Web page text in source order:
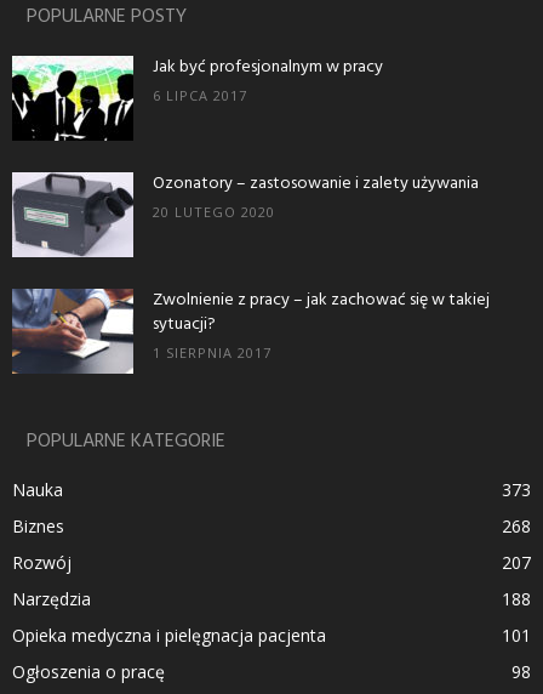
POPULARNE POSTY
Jak być profesjonalnym w pracy
6 LIPCA 2017
Ozonatory – zastosowanie i zalety używania
20 LUTEGO 2020
Zwolnienie z pracy – jak zachować się w takiej
sytuacji?
1 SIERPNIA 2017
POPULARNE KATEGORIE
Nauka
373
Biznes
268
Rozwój
207
Narzędzia
188
Opieka medyczna i pielęgnacja pacjenta
101
Ogłoszenia o pracę
98